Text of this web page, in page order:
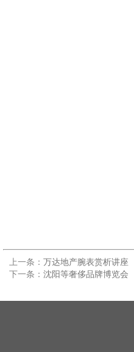
上一条： 万达地产腕表赏析讲座
下一条： 沈阳等奢侈品牌博览会